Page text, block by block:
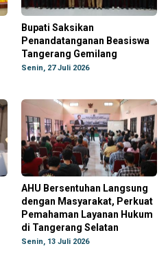
Bupati Saksikan
Penandatanganan Beasiswa
Tangerang Gemilang
Senin, 27 Juli 2026
AHU Bersentuhan Langsung
dengan Masyarakat, Perkuat
Pemahaman Layanan Hukum
di Tangerang Selatan
Senin, 13 Juli 2026